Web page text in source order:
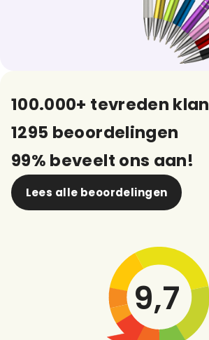
100.000+ tevreden
1295 beoordelingen
99% beveelt ons aan!
Lees alle beoordelingen
9,7